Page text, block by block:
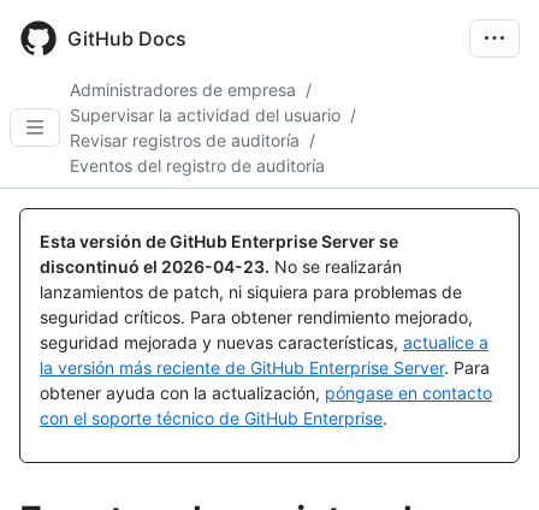
main
GitHub Docs
Administradores de empresa /
Supervisar la actividad del usuario /
Revisar registros de auditoría /
Eventos del registro de auditoría
Esta versión de GitHub Enterprise Server se
discontinuó el 2026-04-23. No se realizarán
lanzamientos de patch, ni siquiera para problemas de
seguridad críticos. Para obtener rendimiento mejorado,
seguridad mejorada y nuevas características, actualice a
la versión más reciente de GitHub Enterprise Server. Para
obtener ayuda con la actualización, póngase en contacto
con el soporte técnico de GitHub Enterprise.